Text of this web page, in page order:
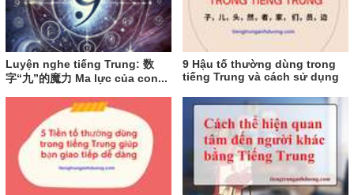
Luyện nghe tiếng Trung: 数
字“九”的魔力 Ma lực của con...
9 Hậu tố thường dùng trong
tiếng Trung và cách sử dụng